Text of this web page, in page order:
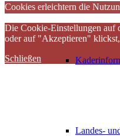
Landes-
Cookies erleichtern die
Die Cookie-Einstellungen auf
oder auf "Akzeptieren"
Schließen